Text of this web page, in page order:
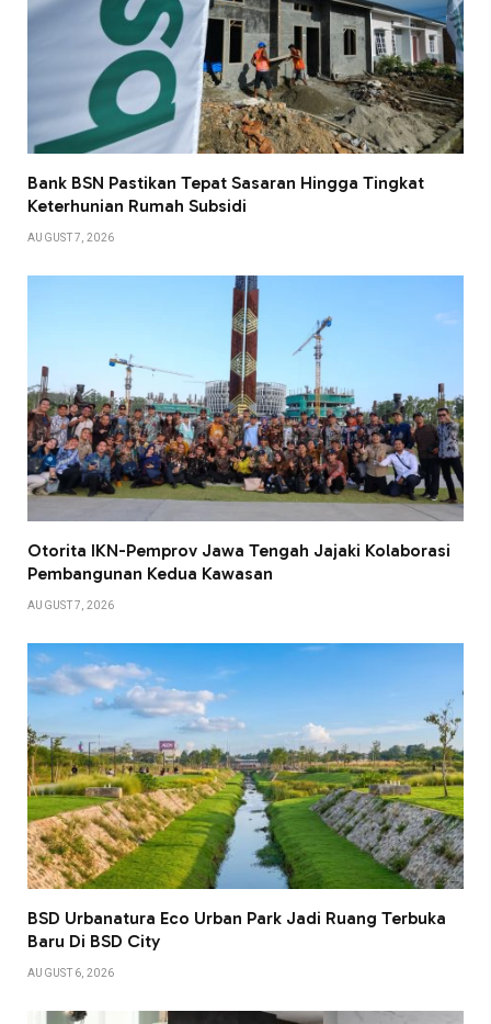
Bank BSN Pastikan Tepat Sasaran Hingga Tingkat
Keterhunian Rumah Subsidi
AUGUST 7, 2026
Otorita IKN-Pemprov Jawa Tengah Jajaki Kolaborasi
Pembangunan Kedua Kawasan
AUGUST 7, 2026
BSD Urbanatura Eco Urban Park Jadi Ruang Terbuka
Baru Di BSD City
AUGUST 6, 2026